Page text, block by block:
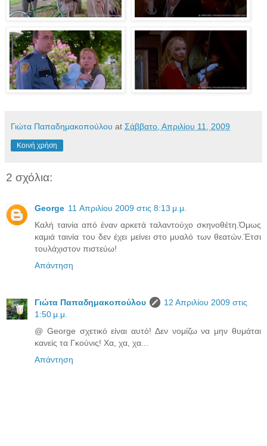
Γιώτα Παπαδημακοπούλου at Σάββατο, Απριλίου 11, 2009
Κοινή χρήση
2 σχόλια:
George 11 Απριλίου 2009 στις 8:13 μ.μ.
Καλή ταινία από έναν αρκετά ταλαντούχο σκηνοθέτη.Όμως
καμιά ταινία του δεν έχει μείνει στο μυαλό των θεατών.Έτσι
τουλάχιστον πιστεύω!
Απάντηση
Γιώτα Παπαδημακοπούλου
12 Απριλίου 2009 στις
1:50 μ.μ.
@ George σχετικό είναι αυτό! Δεν νομίζω να μην θυμάται
κανείς τα Γκούνις! Χα, χα, χα...
Απάντηση